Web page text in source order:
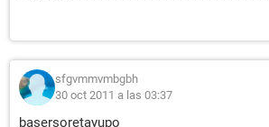
sfgvmmvmbgbh
30 oct 2011 a las 03:37
basersoretayupo